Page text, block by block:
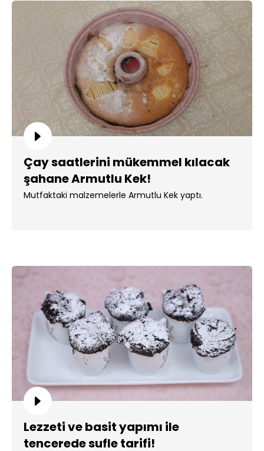
Çay saatlerini mükemmel kılacak
şahane Armutlu Kek!
Mutfaktaki malzemelerle Armutlu Kek yaptı.
Lezzeti ve basit yapımı ile
tencerede sufle tarifi!